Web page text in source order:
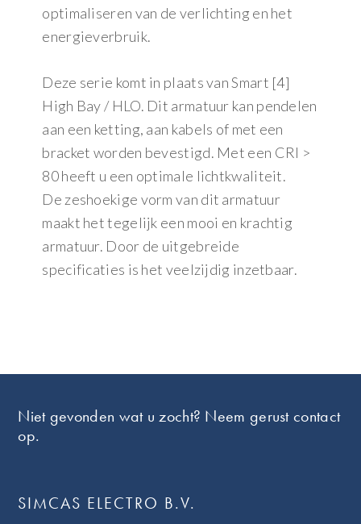
optimaliseren van de verlichting en het
energieverbruik.
Deze serie komt in plaats van Smart [4]
High Bay / HLO. Dit armatuur kan pendelen
aan een ketting, aan kabels of met een
bracket worden bevestigd. Met een CRI >
80 heeft u een optimale lichtkwaliteit.
De zeshoekige vorm van dit armatuur
maakt het tegelijk een mooi en krachtig
armatuur. Door de uitgebreide
specificaties is het veelzijdig inzetbaar.
Niet gevonden wat u zocht? Neem gerust contact
op.
SIMCAS ELECTRO B.V.